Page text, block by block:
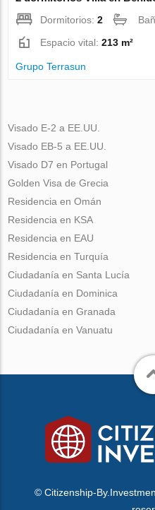
Dormitorios:2
Espacio vital:213 m²
Grupo Terrasun
Visado E-2 a EE.UU.
Visado EB-5 a EE.UU.
Visado D7 en Portugal
Golden Visa de Grecia
Residencia en Omán
Residencia en KSA
Residencia en EAU
Residencia en Turquía
Ciudadanía en Santa Lucía
Ciudadanía en Dominica
Ciudadanía en Granada
Ciudadanía en Vanuatu
© Citizenship-